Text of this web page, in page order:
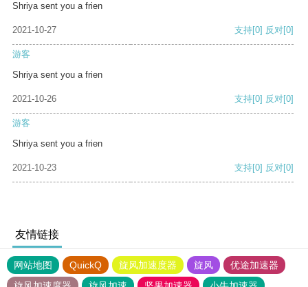
Shriya sent you a frien
2021-10-27 支持[0] 反对[0]
游客
Shriya sent you a frien
2021-10-26 支持[0] 反对[0]
游客
Shriya sent you a frien
2021-10-23 支持[0] 反对[0]
友情链接
网站地图 QuickQ 旋风加速度器 旋风
优途加速器